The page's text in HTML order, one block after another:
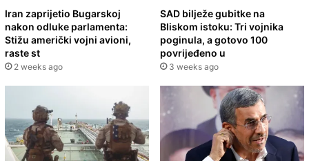
Iran zaprijetio Bugarskoj
nakon odluke parlamenta:
Stižu američki vojni avioni,
raste st
2 weeks ago
SAD bilježe gubitke na
Bliskom istoku: Tri vojnika
poginula, a gotovo 100
povrijeđeno u
3 weeks ago